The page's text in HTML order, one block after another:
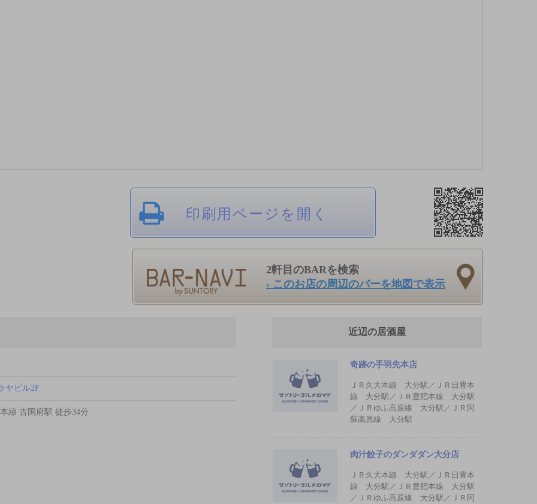
印刷用ページを開く
2軒目のBARを検索
› このお店の周辺のバーを地図で表示
ヤビル2F
線 古国府駅 徒歩34分
近辺の居酒屋
奇跡の手羽先本店
ＪＲ久大本線 大分駅／ＪＲ日豊本
線 大分駅／ＪＲ豊肥本線 大分駅
／ＪＲゆふ高原線 大分駅／ＪＲ阿
蘇高原線 大分駅
肉汁餃子のダンダダン大分店
ＪＲ久大本線 大分駅／ＪＲ日豊本
線 大分駅／ＪＲ豊肥本線 大分駅
／ＪＲゆふ高原線 大分駅／ＪＲ阿